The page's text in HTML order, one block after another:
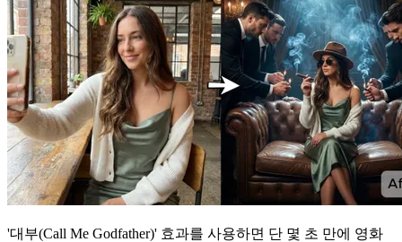
'대부(Call Me Godfather)' 효과를 사용하면 단 몇 초 만에 영화